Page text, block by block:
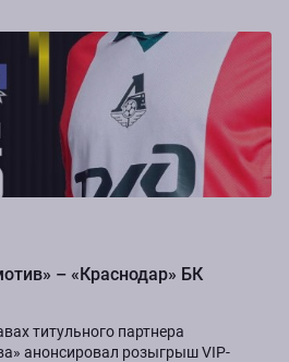
– «Краснодар» БК
титульного партнера
анонсировал розыгрыш VIP-